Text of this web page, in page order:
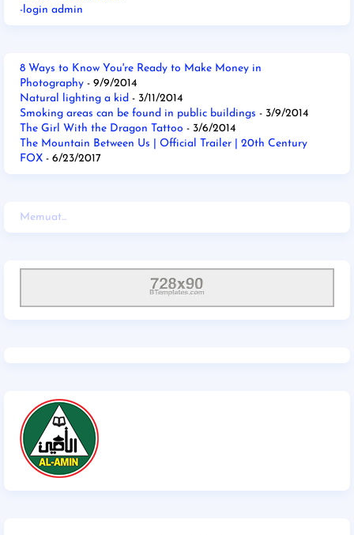
-login admin
8 Ways to Know You're Ready to Make Money in
Photography - 9/9/2014
Natural lighting a kid - 3/11/2014
Smoking areas can be found in public buildings - 3/9/2014
The Girl With the Dragon Tattoo - 3/6/2014
The Mountain Between Us | Official Trailer | 20th Century
FOX - 6/23/2017
Memuat...